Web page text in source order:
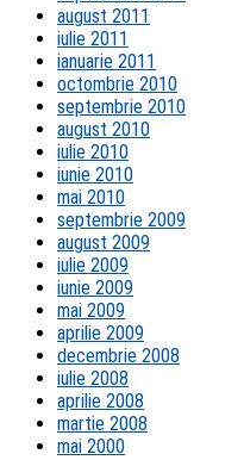
august 2011
iulie 2011
ianuarie 2011
octombrie 2010
septembrie 2010
august 2010
iulie 2010
iunie 2010
mai 2010
septembrie 2009
august 2009
iulie 2009
iunie 2009
mai 2009
aprilie 2009
decembrie 2008
iulie 2008
aprilie 2008
martie 2008
mai 2000